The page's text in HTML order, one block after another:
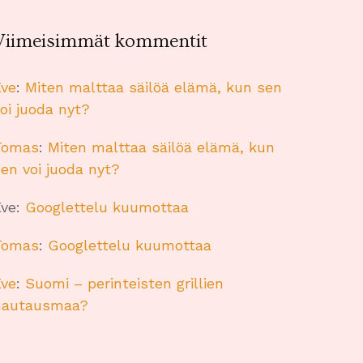
kommentit
: Miten malttaa säilöä elämä, kun sen
juoda nyt?
: Miten malttaa säilöä elämä, kun
voi juoda nyt?
: Googlettelu kuumottaa
: Googlettelu kuumottaa
: Suomi – perinteisten grillien